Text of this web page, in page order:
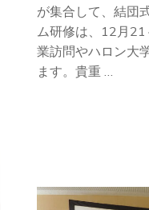
が集合して、結団
ム研修は、12月
業訪問やハロン大
ます。貴重 …